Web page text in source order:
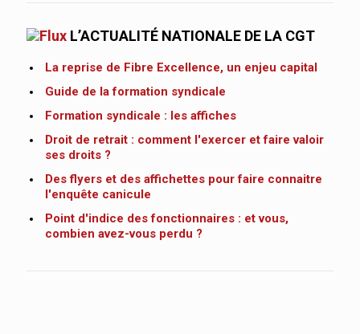
L’ACTUALITÉ NATIONALE DE LA CGT
La reprise de Fibre Excellence, un enjeu capital
Guide de la formation syndicale
Formation syndicale : les affiches
Droit de retrait : comment l'exercer et faire valoir
ses droits ?
Des flyers et des affichettes pour faire connaitre
l'enquête canicule
Point d'indice des fonctionnaires : et vous,
combien avez-vous perdu ?